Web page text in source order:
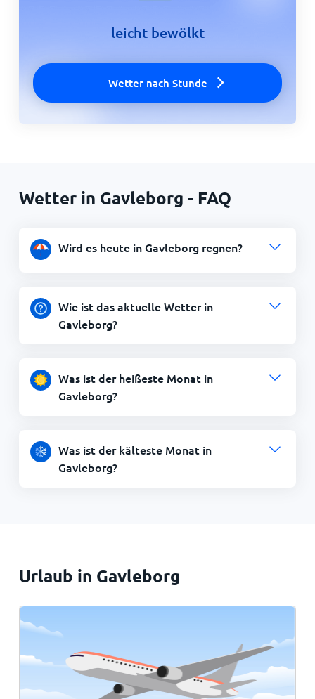
leicht bewölkt
Wetter nach Stunde
Wetter in Gavleborg - FAQ
Wird es heute in Gavleborg regnen?
Wie ist das aktuelle Wetter in
Gavleborg?
Was ist der heißeste Monat in
Gavleborg?
Was ist der kälteste Monat in
Gavleborg?
Urlaub in Gavleborg